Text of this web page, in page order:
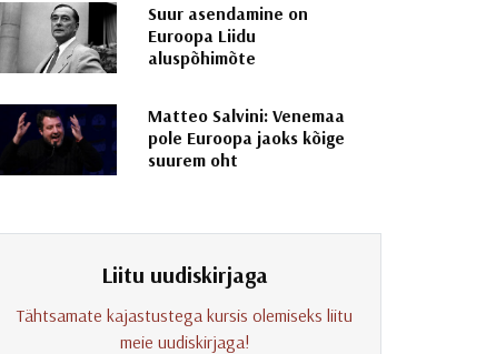
Suur asendamine on
Euroopa Liidu
aluspõhimõte
Matteo Salvini: Venemaa
pole Euroopa jaoks kõige
suurem oht
Liitu uudiskirjaga
Tähtsamate kajastustega kursis olemiseks liitu
meie uudiskirjaga!